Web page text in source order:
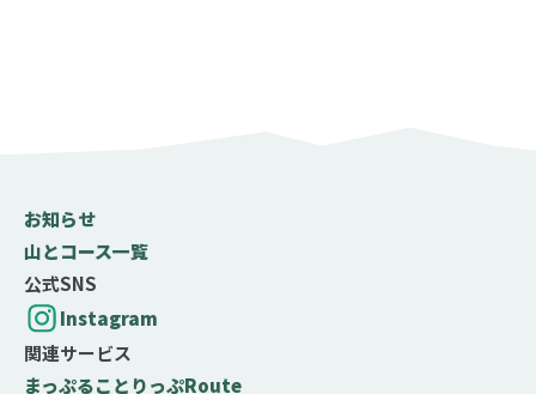
お知らせ
山とコース一覧
公式SNS
Instagram
関連サービス
まっぷることりっぷRoute